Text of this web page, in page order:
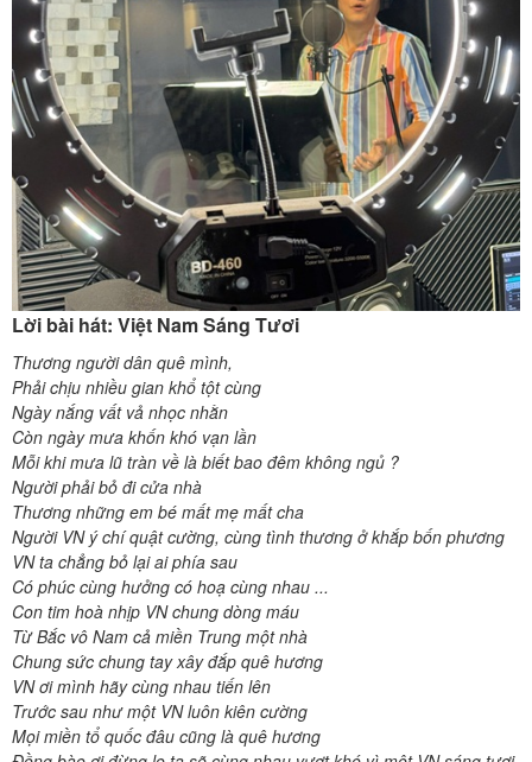
Lời bài hát: Việt Nam Sáng Tươi
Thương người dân quê mình,
Phải chịu nhiều gian khổ tột cùng
Ngày nắng vất vả nhọc nhằn
Còn ngày mưa khốn khó vạn lần
Mỗi khi mưa lũ tràn về là biết bao đêm không ngủ ?
Người phải bỏ đi cửa nhà
Thương những em bé mất mẹ mất cha
Người VN ý chí quật cường, cùng tình thương ở khắp bốn phương
VN ta chẳng bỏ lại ai phía sau
Có phúc cùng hưởng có hoạ cùng nhau ...
Con tim hoà nhịp VN chung dòng máu
Từ Bắc vô Nam cả miền Trung một nhà
Chung sức chung tay xây đắp quê hương
VN ơi mình hãy cùng nhau tiến lên
Trước sau như một VN luôn kiên cường
Mọi miền tổ quốc đâu cũng là quê hương